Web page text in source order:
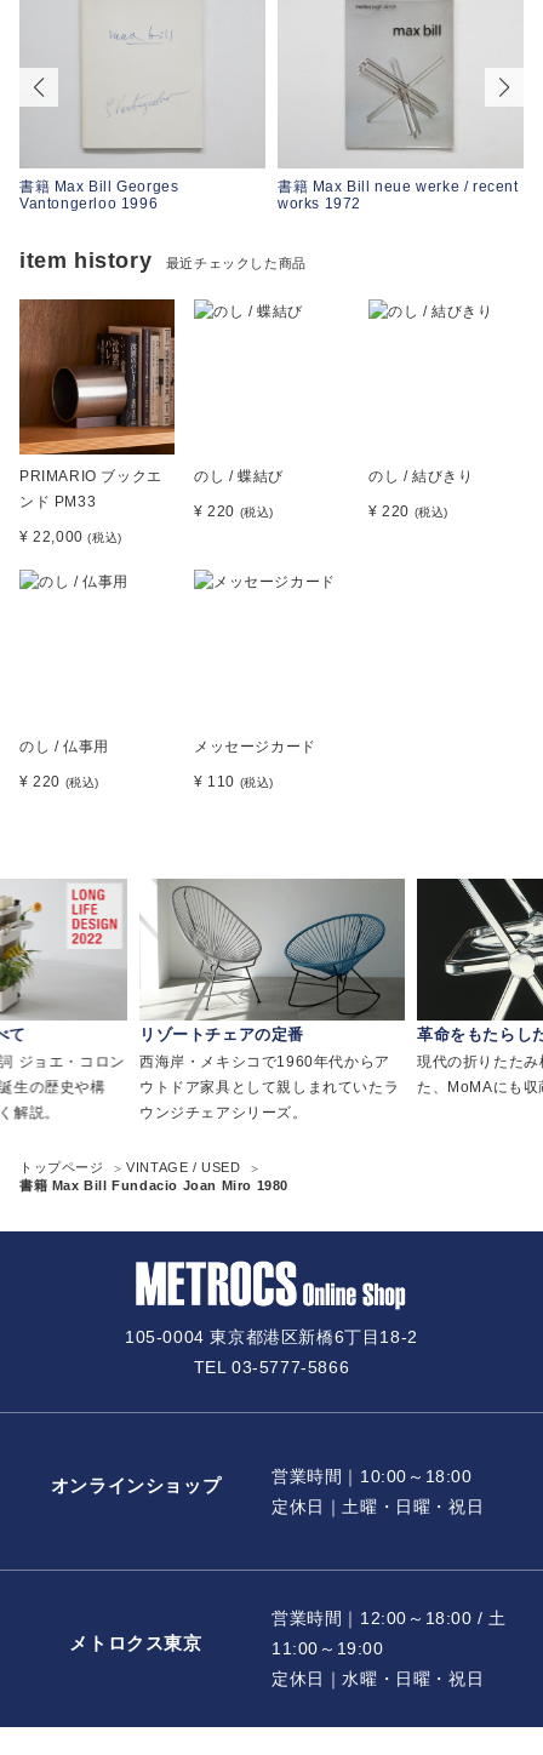
書籍 Max Bill Georges
Vantongerloo 1996
書籍 Max Bill neue werke / recent
works 1972
item history 最近チェックした商品
PRIMARIO ブックエ
ンド PM33
¥ 22,000(税込)
のし / 蝶結び
¥ 220 (税込)
のし / 結びきり
¥ 220 (税込)
のし / 仏事用
¥ 220 (税込)
メッセージカード
¥ 110 (税込)
て
ジョエ・コロン
生の歴史や構
解説。
リゾートチェアの定番
西海岸・メキシコで1960年代からア
ウトドア家具として親しまれていたラ
ウンジチェアシリーズ。
革命をもたらし
現代の折りたた
た、MoMAにも収
トップページ
VINTAGE / USED
書籍 Max Bill Fundacio Joan Miro 1980
105-0004 東京都港区新橋6丁目18-2
TEL 03-5777-5866
オンラインショップ
営業時間｜10:00～18:00
定休日｜土曜・日曜・祝日
メトロクス東京
営業時間｜12:00～18:00 / 土
11:00～19:00
定休日｜水曜・日曜・祝日